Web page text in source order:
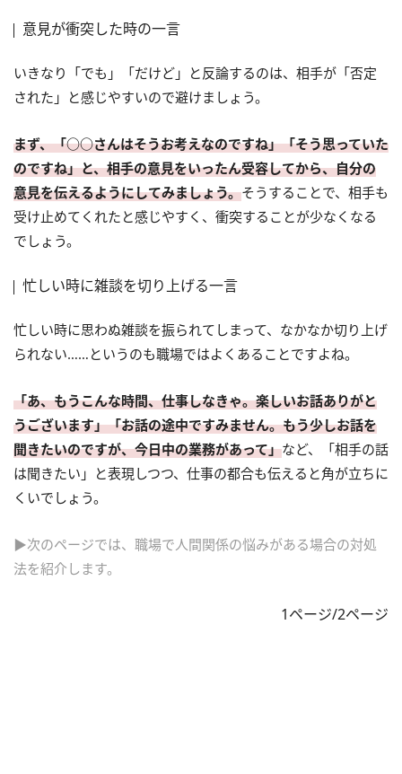
意見が衝突した時の一言
いきなり「でも」「だけど」と反論するのは、相手が「否定
された」と感じやすいので避けましょう。
まず、「○○さんはそうお考えなのですね」「そう思っていた
のですね」と、相手の意見をいったん受容してから、自分の
意見を伝えるようにしてみましょう。そうすることで、相手も
受け止めてくれたと感じやすく、衝突することが少なくなる
でしょう。
忙しい時に雑談を切り上げる一言
忙しい時に思わぬ雑談を振られてしまって、なかなか切り上げ
られない……というのも職場ではよくあることですよね。
「あ、もうこんな時間、仕事しなきゃ。楽しいお話ありがと
うございます」「お話の途中ですみません。もう少しお話を
聞きたいのですが、今日中の業務があって」など、「相手の話
は聞きたい」と表現しつつ、仕事の都合も伝えると角が立ちに
くいでしょう。
▶次のページでは、職場で人間関係の悩みがある場合の対処
法を紹介します。
1ページ/2ページ